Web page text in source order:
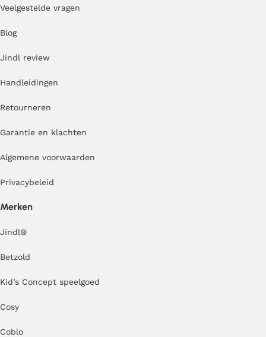
Veelgestelde vragen
Blog
Jindl review
Handleidingen
Retourneren
Garantie en klachten
Algemene voorwaarden
Privacybeleid
Merken
Jindl®
Betzold
Kid’s Concept speelgoed
Cosy
Coblo